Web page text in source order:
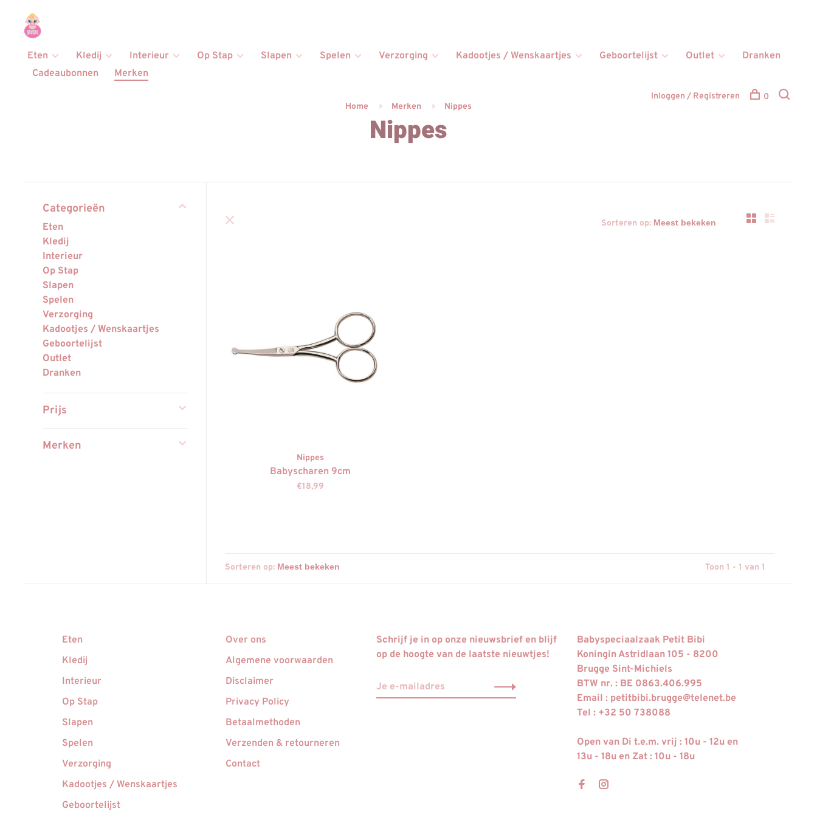
Eten Kledij Interieur Op Stap Slapen Spelen Verzorging Kadootjes / Wenskaartjes Geboortelijst Outlet
Dranken
Cadeaubonnen
Merken
Inloggen / Registreren
0
Home
Merken Nippes
Nippes
Categorieën
Eten
Kledij
Interieur
Op Stap
Slapen
Spelen
Verzorging
Kadootjes / Wenskaartjes
Geboortelijst
Outlet
Dranken
Prijs
Merken
Sorteren op:
Nippes
Babyscharen 9cm
€18,99
Sorteren op: Toon 1 - 1 van 1
Eten
Kledij
Interieur
Op Stap
Slapen
Spelen
Verzorging
Kadootjes / Wenskaartjes
Geboortelijst
Over ons
Algemene voorwaarden
Disclaimer
Privacy Policy
Betaalmethoden
Verzenden & retourneren
Contact
Schrijf je in op onze nieuwsbrief en blijf
op de hoogte van de laatste nieuwtjes!
Babyspeciaalzaak Petit Bibi
Koningin Astridlaan 105 - 8200
Brugge Sint-Michiels
BTW nr. : BE 0863.406.995
Email : petitbibi.brugge@telenet.be
Tel : +32 50 738088
Open van Di t.e.m. vrij : 10u - 12u en
13u - 18u en Zat : 10u - 18u